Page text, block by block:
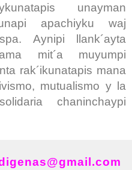
unayman
apachiyku waj
Aynipi llank´ayta
mit´a muyumpi
rak´ikunatapis mana
mutualismo y la
chaninchaypi